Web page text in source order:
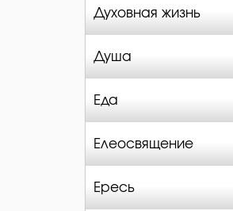
Духовная жизнь
Душа
Еда
Елеосвящение
Ересь